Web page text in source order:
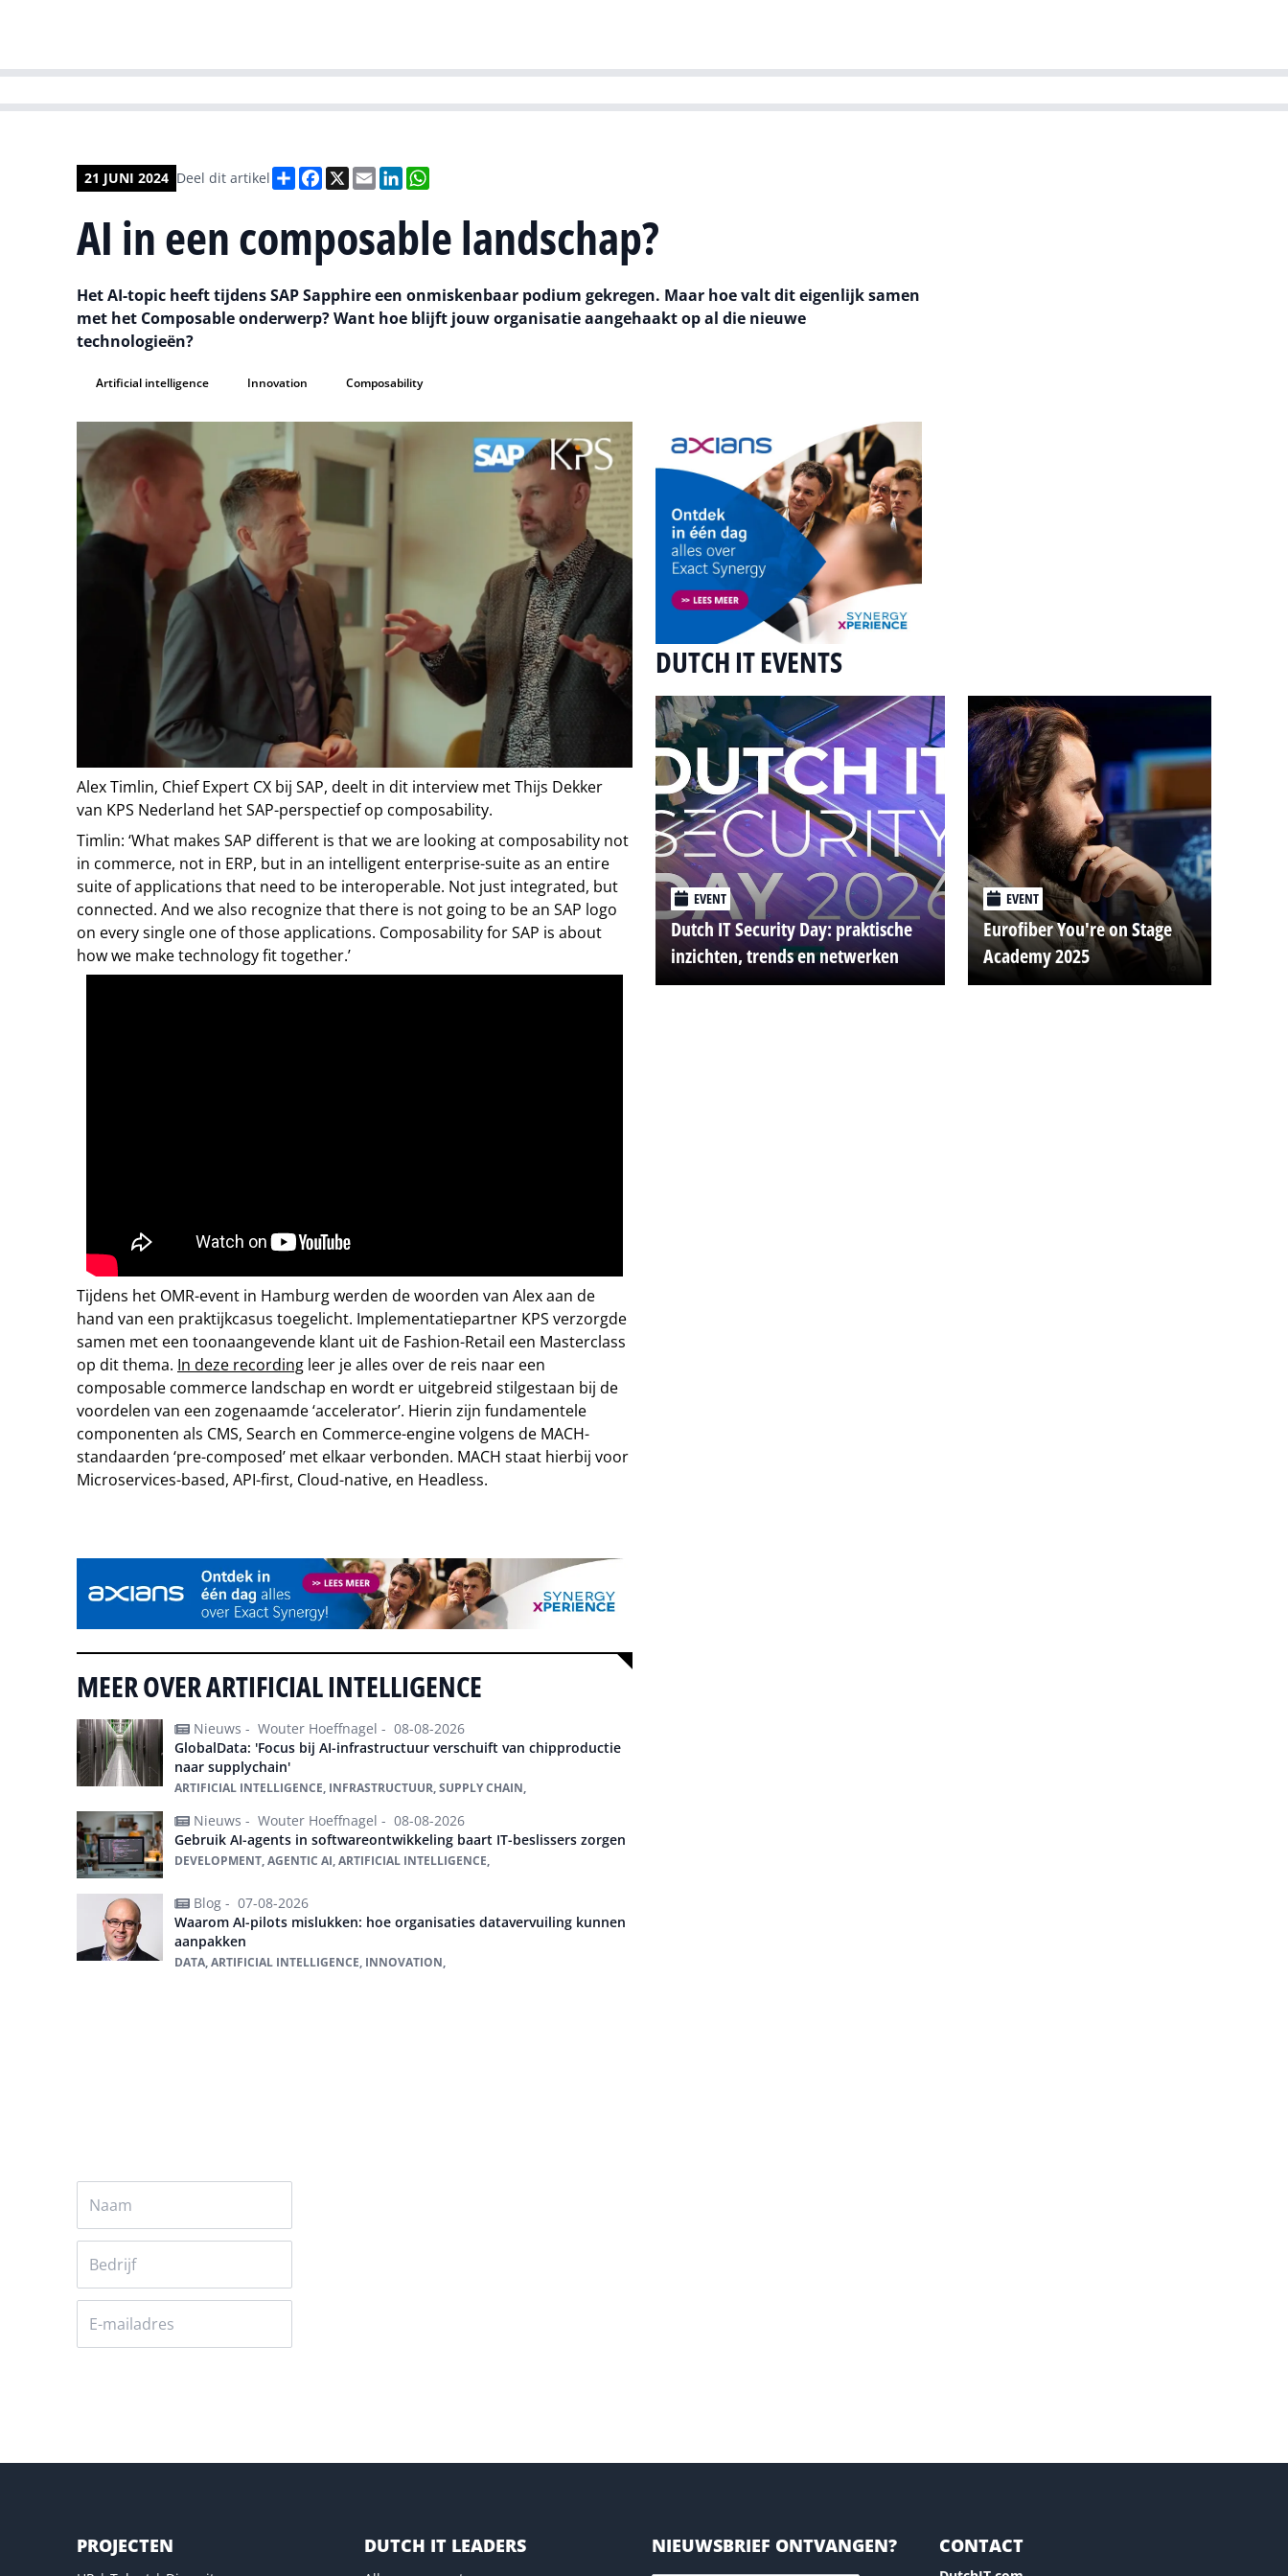
21 JUNI 2024 Deel dit artikel DeelFacebook
X EmailLinkedIn
AI in een composable landschap?
Het AI-topic heeft tijdens SAP Sapphire een onmiskenbaar podium gekregen. Maar hoe valt dit eigenlijk samen
met het Composable onderwerp? Want hoe blijft jouw organisatie aangehaakt op al die nieuwe
technologieën?
Artificial intelligence Innovation Composability
Alex Timlin, Chief Expert CX bij SAP, deelt in dit interview met Thijs Dekker
van KPS Nederland het SAP-perspectief op composability.
Timlin: ‘What makes SAP different is that we are looking at composability not
in commerce, not in ERP, but in an intelligent enterprise-suite as an entire
suite of applications that need to be interoperable. Not just integrated, but
connected. And we also recognize that there is not going to be an SAP logo
on every single one of those applications. Composability for SAP is about
how we make technology fit together.’
Tijdens het OMR-event in Hamburg werden de woorden van Alex aan de
hand van een praktijkcasus toegelicht. Implementatiepartner KPS verzorgde
samen met een toonaangevende klant uit de Fashion-Retail een Masterclass
op dit thema. In deze recording leer je alles over de reis naar een
composable commerce landschap en wordt er uitgebreid stilgestaan bij de
voordelen van een zogenaamde ‘accelerator’. Hierin zijn fundamentele
componenten als CMS, Search en Commerce-engine volgens de MACH-
standaarden ‘pre-composed’ met elkaar verbonden. MACH staat hierbij voor
Microservices-based, API-first, Cloud-native, en Headless.
DUTCH IT EVENTS
EVENT
Dutch IT Security Day: praktische
inzichten, trends en netwerken
EVENT
Eurofiber You're on Stage
Academy 2025
MEER OVER ARTIFICIAL INTELLIGENCE
Nieuws - Wouter Hoeffnagel - 08-08-2026
GlobalData: 'Focus bij AI-infrastructuur verschuift van chipproductie
naar supplychain'
ARTIFICIAL INTELLIGENCE, INFRASTRUCTUUR, SUPPLY CHAIN,
Nieuws - Wouter Hoeffnagel - 08-08-2026
Gebruik AI-agents in softwareontwikkeling baart IT-beslissers zorgen
DEVELOPMENT, AGENTIC AI, ARTIFICIAL INTELLIGENCE,
Blog - 07-08-2026
Waarom AI-pilots mislukken: hoe organisaties datavervuiling kunnen
aanpakken
DATA, ARTIFICIAL INTELLIGENCE, INNOVATION,
PROJECTEN DUTCH IT LEADERS NIEUWSBRIEF ONTVANGEN? CONTACT